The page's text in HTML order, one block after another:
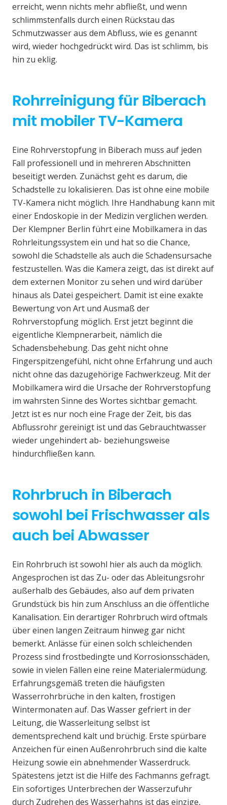
erreicht, wenn nichts mehr abfließt, und wenn
schlimmstenfalls durch einen Rückstau das
Schmutzwasser aus dem Abfluss, wie es genannt
wird, wieder hochgedrückt wird. Das ist schlimm, bis
hin zu eklig.
Rohrreinigung für Biberach
mit mobiler TV-Kamera
Eine Rohrverstopfung in Biberach muss auf jeden
Fall professionell und in mehreren Abschnitten
beseitigt werden. Zunächst geht es darum, die
Schadstelle zu lokalisieren. Das ist ohne eine mobile
TV-Kamera nicht möglich. Ihre Handhabung kann mit
einer Endoskopie in der Medizin verglichen werden.
Der Klempner Berlin führt eine Mobilkamera in das
Rohrleitungssystem ein und hat so die Chance,
sowohl die Schadstelle als auch die Schadensursache
festzustellen. Was die Kamera zeigt, das ist direkt auf
dem externen Monitor zu sehen und wird darüber
hinaus als Datei gespeichert. Damit ist eine exakte
Bewertung von Art und Ausmaß der
Rohrverstopfung möglich. Erst jetzt beginnt die
eigentliche Klempnerarbeit, nämlich die
Schadensbehebung. Das geht nicht ohne
Fingerspitzengefühl, nicht ohne Erfahrung und auch
nicht ohne das dazugehörige Fachwerkzeug. Mit der
Mobilkamera wird die Ursache der Rohrverstopfung
im wahrsten Sinne des Wortes sichtbar gemacht.
Jetzt ist es nur noch eine Frage der Zeit, bis das
Abflussrohr gereinigt ist und das Gebrauchtwasser
wieder ungehindert ab- beziehungsweise
hindurchfließen kann.
Rohrbruch in Biberach
sowohl bei Frischwasser als
auch bei Abwasser
Ein Rohrbruch ist sowohl hier als auch da möglich.
Angesprochen ist das Zu- oder das Ableitungsrohr
außerhalb des Gebäudes, also auf dem privaten
Grundstück bis hin zum Anschluss an die öffentliche
Kanalisation. Ein derartiger Rohrbruch wird oftmals
über einen langen Zeitraum hinweg gar nicht
bemerkt. Anlässe für einen solch schleichenden
Prozess sind frostbedingte und Korrosionsschäden,
sowie in vielen Fällen eine reine Materialermüdung.
Erfahrungsgemäß treten die häufigsten
Wasserrohrbrüche in den kalten, frostigen
Wintermonaten auf. Das Wasser gefriert in der
Leitung, die Wasserleitung selbst ist
dementsprechend kalt und brüchig. Erste spürbare
Anzeichen für einen Außenrohrbruch sind die kalte
Heizung sowie ein abnehmender Wasserdruck.
Spätestens jetzt ist die Hilfe des Fachmanns gefragt.
Ein sofortiges Unterbrechen der Wasserzufuhr
durch Zudrehen des Wasserhahns ist das einzige,